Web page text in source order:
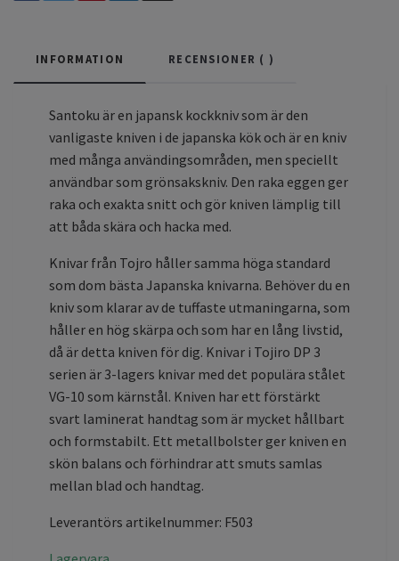
INFORMATION RECENSIONER ( )
Santoku är en japansk kockkniv som är den
vanligaste kniven i de japanska kök och är en kniv
med många användingsområden, men speciellt
användbar som grönsakskniv. Den raka eggen ger
raka och exakta snitt och gör kniven lämplig till
att båda skära och hacka med.
Knivar från Tojro håller samma höga standard
som dom bästa Japanska knivarna. Behöver du en
kniv som klarar av de tuffaste utmaningarna, som
håller en hög skärpa och som har en lång livstid,
då är detta kniven för dig. Knivar i Tojiro DP 3
serien är 3-lagers knivar med det populära stålet
VG-10 som kärnstål. Kniven har ett förstärkt
svart laminerat handtag som är mycket hållbart
och formstabilt. Ett metallbolster ger kniven en
skön balans och förhindrar att smuts samlas
mellan blad och handtag.
Leverantörs artikelnummer: F503